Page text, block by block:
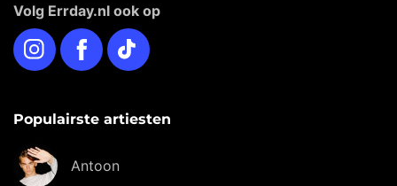
Volg Errday.nl ook op
InstagramFacebookTikTok
Populairste artiesten
Antoon